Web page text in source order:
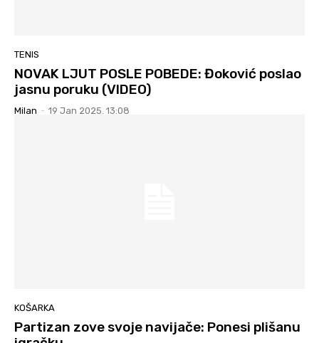
TENIS
NOVAK LJUT POSLE POBEDE: Đoković poslao
jasnu poruku (VIDEO)
Milan - 19 Jan 2025. 13:08
KOŠARKA
Partizan zove svoje navijače: Ponesi plišanu